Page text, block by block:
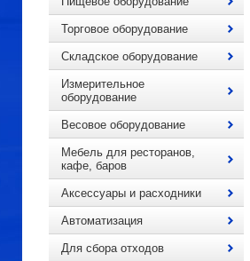
Торговое оборудование
Складское оборудование
Измерительное
оборудование
Весовое оборудование
Мебель для ресторанов,
кафе, баров
Аксессуары и расходники
Автоматизация
Для сбора отходов